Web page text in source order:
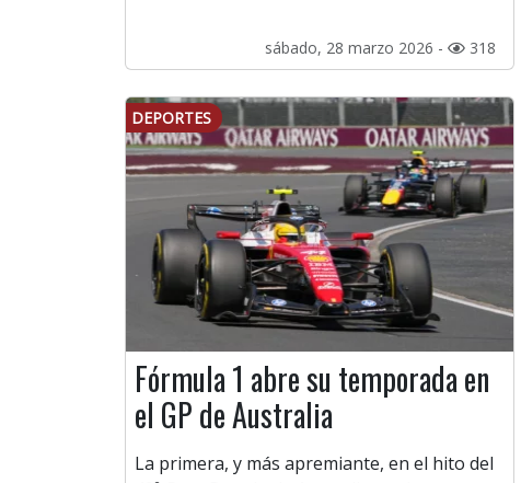
sábado, 28 marzo 2026 - 318
DEPORTES
Fórmula 1 abre su temporada en
el GP de Australia
La primera, y más apremiante, en el hito del